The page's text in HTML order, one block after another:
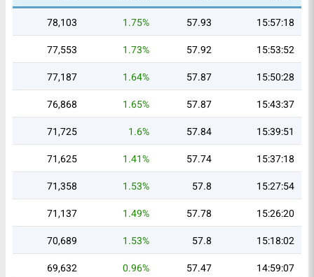
15:57:18
57.93
1.75%
78,103
15:53:52
57.92
1.73%
77,553
15:50:28
57.87
1.64%
77,187
15:43:37
57.87
1.65%
76,868
15:39:51
57.84
1.6%
71,725
15:37:18
57.74
1.41%
71,625
15:27:54
57.8
1.53%
71,358
15:26:20
57.78
1.49%
71,137
15:18:02
57.8
1.53%
70,689
14:59:07
57.47
0.96%
69,632